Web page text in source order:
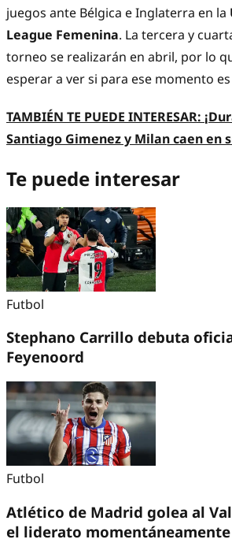
juegos ante Bélgica e Inglaterra en la
League Femenina. La tercera y
torneo se realizarán en abril, por lo
esperar a ver si para ese momento
TAMBIÉN TE PUEDE INTERESAR:
Santiago Gimenez y Milan caen en
Te puede interesar
Futbol
Stephano Carrillo debuta
Feyenoord
Futbol
Atlético de Madrid golea al
el liderato momentáneamente